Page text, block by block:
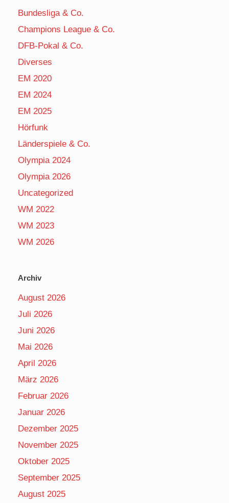
Bundesliga & Co.
Champions League & Co.
DFB-Pokal & Co.
Diverses
EM 2020
EM 2024
EM 2025
Hörfunk
Länderspiele & Co.
Olympia 2024
Olympia 2026
Uncategorized
WM 2022
WM 2023
WM 2026
Archiv
August 2026
Juli 2026
Juni 2026
Mai 2026
April 2026
März 2026
Februar 2026
Januar 2026
Dezember 2025
November 2025
Oktober 2025
September 2025
August 2025